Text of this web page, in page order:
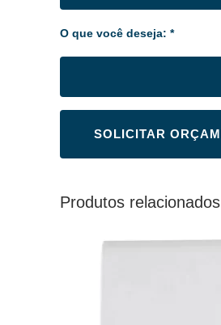
O que você deseja: *
Produtos relacionados